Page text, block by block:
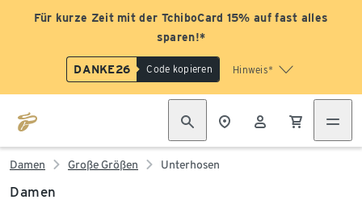
Für kurze Zeit mit der TchiboCard 15% auf fast alles
sparen!*
DANKE26 Code kopieren Hinweis*
Damen Große Größen Unterhosen
Damen